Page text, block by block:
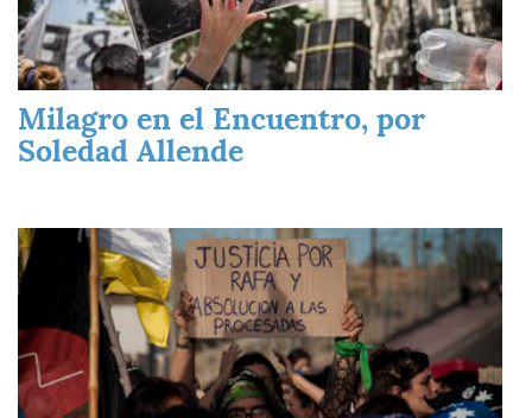
Milagro en el Encuentro, por
Soledad Allende
Imagen